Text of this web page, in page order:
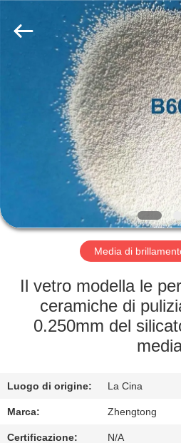
PRODOTTI
CIRCA
NOI
GIRO
DELLA
FABBRICA
DI
QUALITÀ
Abrasive
Import&Export
Media di
Il vetro modella le
ceramiche di
0.250mm del
Luogo di origine: La Cina
Marca: Zhengtong
Certificazione: N/A